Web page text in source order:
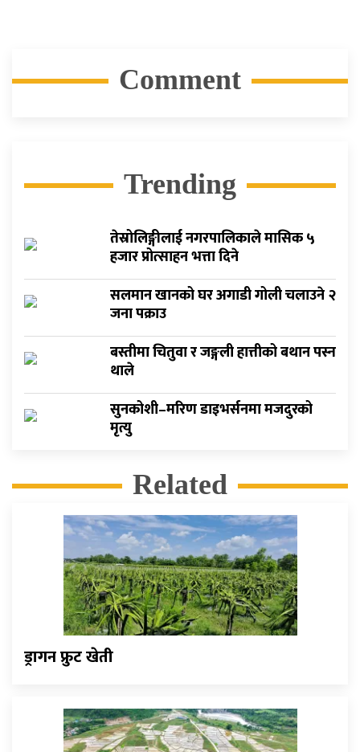
Comment
Trending
तेस्रोलिङ्गीलाई नगरपालिकाले मासिक ५
हजार प्रोत्साहन भत्ता दिने
सलमान खानको घर अगाडी गोली चलाउने २
जना पक्राउ
बस्तीमा चितुवा र जङ्गली हात्तीको बथान पस्न
थाले
सुनकोशी–मरिण डाइभर्सनमा मजदुरको
मृत्यु
Related
ड्रागन फ्रुट खेती